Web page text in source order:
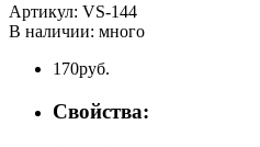
Артикул: VS-144
В наличии: много
170руб.
Свойства: